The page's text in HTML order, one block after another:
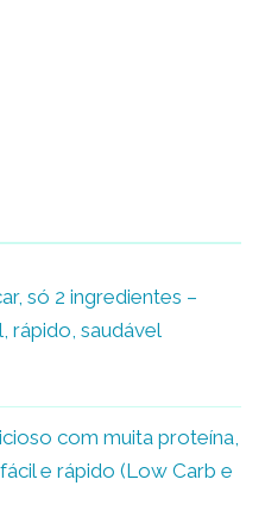
só 2 ingredientes –
rápido, saudável
com muita proteína,
e rápido (Low Carb e